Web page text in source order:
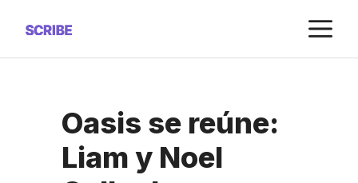
contenido
Oasis se reúne:
Liam y Noel